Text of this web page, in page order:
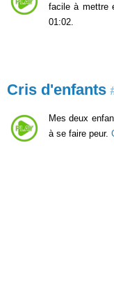
facile à mettre
01:02.
Cris d'enfants
Mes deux
à se faire peur.